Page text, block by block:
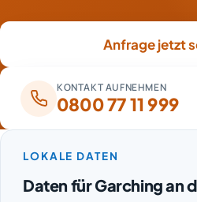
Anfrage jetzt
KONTAKT AUFNEHMEN
0800 77 11 999
LOKALE DATEN
Daten für Garching an